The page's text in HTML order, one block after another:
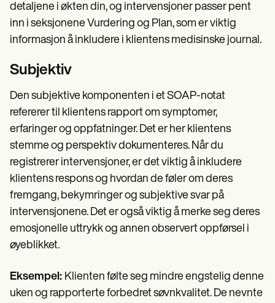
detaljene i økten din, og intervensjoner passer pent
inn i seksjonene Vurdering og Plan, som er viktig
informasjon å inkludere i klientens medisinske journal.
Subjektiv
Den subjektive komponenten i et SOAP-notat
refererer til klientens rapport om symptomer,
erfaringer og oppfatninger. Det er her klientens
stemme og perspektiv dokumenteres. Når du
registrerer intervensjoner, er det viktig å inkludere
klientens respons og hvordan de føler om deres
fremgang, bekymringer og subjektive svar på
intervensjonene. Det er også viktig å merke seg deres
emosjonelle uttrykk og annen observert oppførsel i
øyeblikket.
Eksempel: Klienten følte seg mindre engstelig denne
uken og rapporterte forbedret søvnkvalitet. De nevnte